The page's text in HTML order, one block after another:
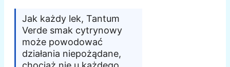
Jak każdy lek, Tantum
Verde smak cytrynowy
może powodować
działania niepożądane,